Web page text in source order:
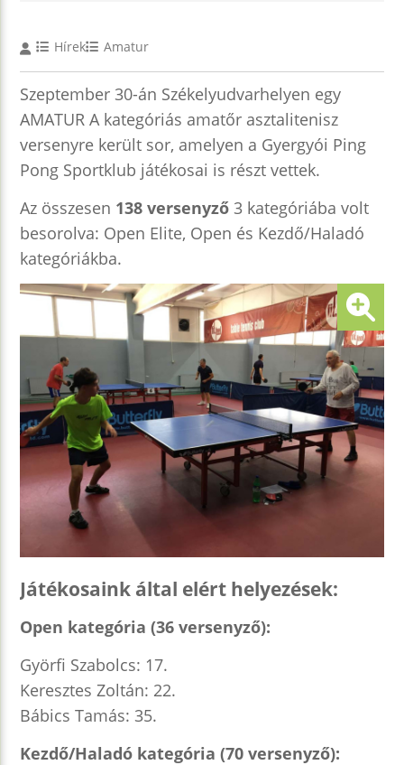
Hírek Amatur
Szeptember 30-án Székelyudvarhelyen egy
AMATUR A kategóriás amatőr asztalitenisz
versenyre került sor, amelyen a Gyergyói Ping
Pong Sportklub játékosai is részt vettek.
Az összesen 138 versenyző 3 kategóriába volt
besorolva: Open Elite, Open és Kezdő/Haladó
kategóriákba.
Játékosaink által elért helyezések:
Open kategória (36 versenyző):
Györfi Szabolcs: 17.
Keresztes Zoltán: 22.
Bábics Tamás: 35.
Kezdő/Haladó kategória (70 versenyző):